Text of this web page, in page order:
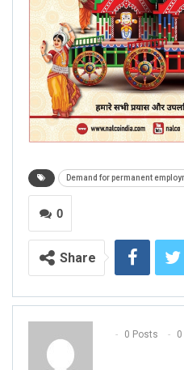
Demand for permanent
0
Share
0 Posts